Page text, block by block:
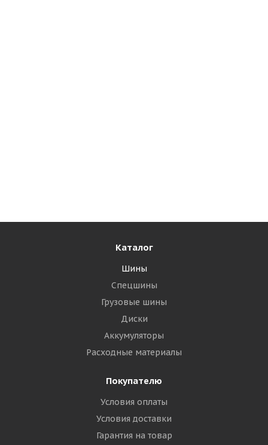
Каталог
Шины
Спецшины
Грузовые шины
Диски
Аккумуляторы
Расходные материалы
Покупателю
Условия оплаты
Условия доставки
Гарантия на товар